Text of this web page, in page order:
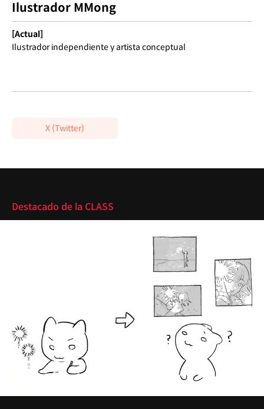
Ilustrador MMong
[Actual]
Ilustrador independiente y artista conceptual
X (Twitter)
Destacado de la CLASS